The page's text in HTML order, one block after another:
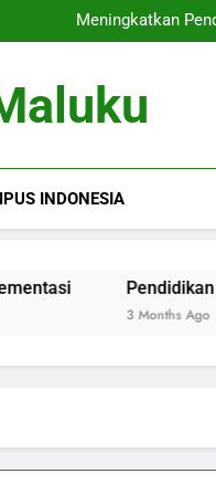
Meningkatkan
Pendidikan Berbasis
Meningkatkan
Pendidikan Berbasis
INDONESIA
Pendidikan Berbasis